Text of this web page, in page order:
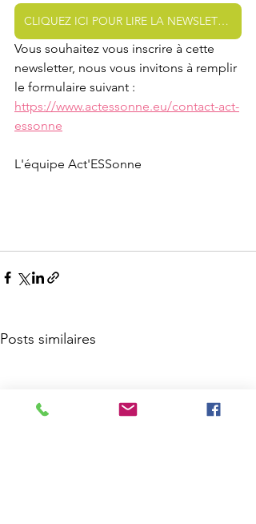
CLIQUEZ ICI POUR LIRE LA NEWSLETTER
Vous souhaitez vous inscrire à cette
newsletter, nous vous invitons à remplir
le formulaire suivant :
https://www.actessonne.eu/contact-act-
essonne
L'équipe Act'ESSonne
Posts similaires